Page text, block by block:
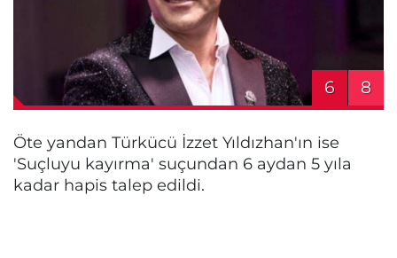
6 8
Öte yandan Türkücü İzzet Yıldızhan'ın ise
'Suçluyu kayırma' suçundan 6 aydan 5 yıla
kadar hapis talep edildi.